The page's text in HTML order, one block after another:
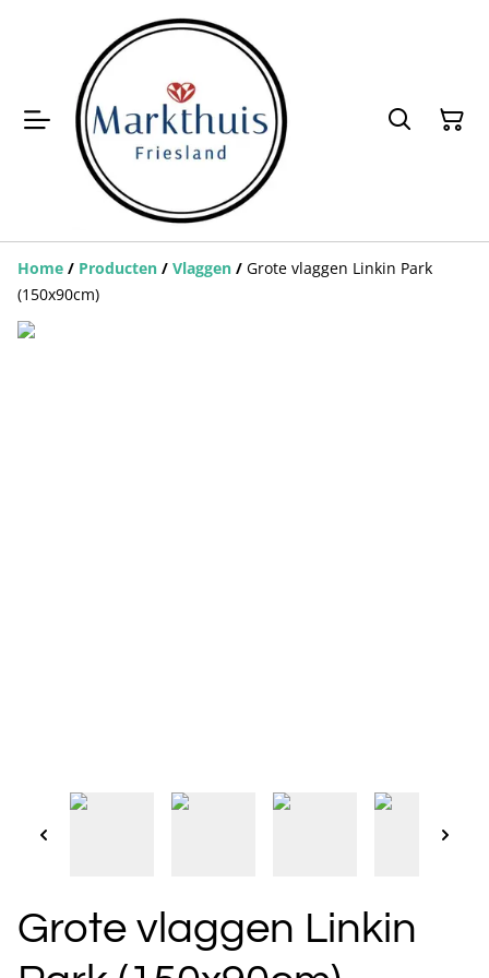
Home / Producten / Vlaggen / Grote vlaggen Linkin Park
(150x90cm)
Grote vlaggen Linkin